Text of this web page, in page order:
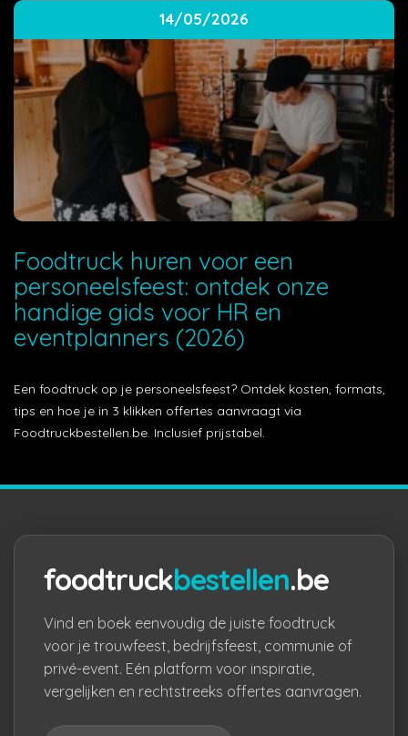
14/05/2026
Foodtruck huren voor een
personeelsfeest: ontdek onze
handige gids voor HR en
eventplanners (2026)
Een foodtruck op je personeelsfeest? Ontdek kosten, formats,
tips en hoe je in 3 klikken offertes aanvraagt via
Foodtruckbestellen.be. Inclusief prijstabel.
foodtruckbestellen.be
Vind en boek eenvoudig de juiste foodtruck
voor je trouwfeest, bedrijfsfeest, communie of
privé-event. Eén platform voor inspiratie,
vergelijken en rechtstreeks offertes aanvragen.